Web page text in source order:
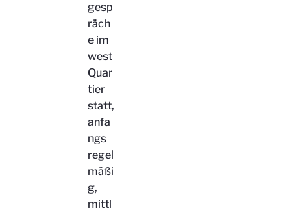
gesp
räch
e im
west
Quar
tier
statt,
anfa
ngs
regel
mäßi
g,
mittl